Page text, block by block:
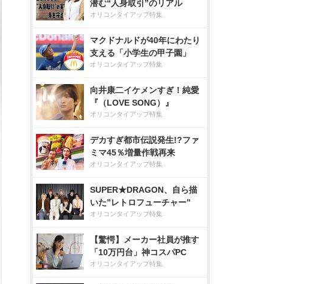
潜む“人身取引”のリアル
オリコンタイアップ特集
マクドナルドが40年にわたり
支える「小学生の甲子園」
オリコンタイアップ特集
向井康二イケメンすぎ！純愛
『（LOVE SONG）』
オリコンタイアップ特集
デカすぎ都市伝説発生!?ファ
ミマ45％増量作戦再来
オリコンタイアップ特集
SUPER★DRAGON、自ら描
いた”レトロフューチャー”
オリコンタイアップ特集
【驚愕】メーカー社員が推す
「10万円台」神コスパPC
オリコンタイアップ特集